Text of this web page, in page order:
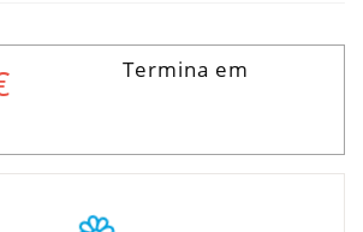
Termina em